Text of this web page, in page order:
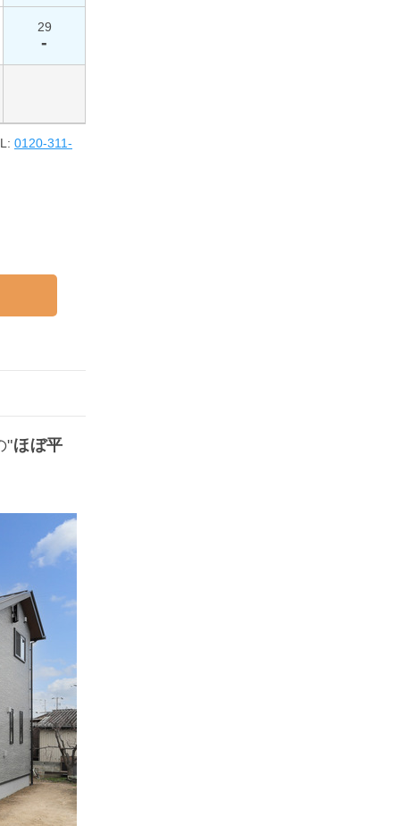
29
-
0120-311-
"ほぼ平